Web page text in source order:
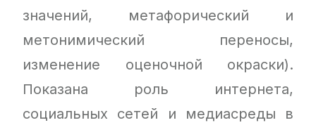
значений, метафорический и
метонимический переносы,
изменение оценочной окраски).
Показана роль интернета,
социальных сетей и медиасреды в